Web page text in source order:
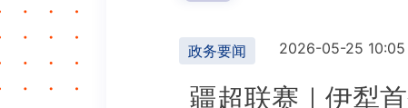
政务要闻 2026-05-25 10:05
疆超联赛｜伊犁